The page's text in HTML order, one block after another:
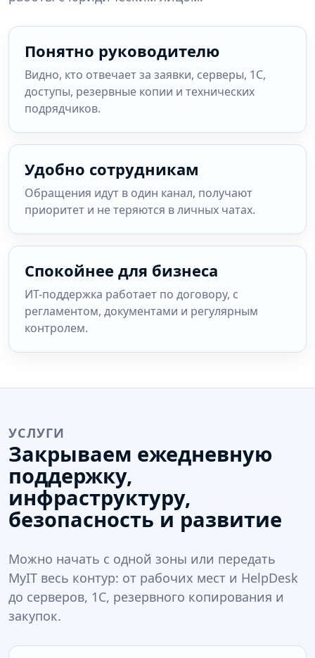
Понятно руководителю
Видно, кто отвечает за заявки, серверы, 1С,
доступы, резервные копии и технических
подрядчиков.
Удобно сотрудникам
Обращения идут в один канал, получают
приоритет и не теряются в личных чатах.
Спокойнее для бизнеса
ИТ-поддержка работает по договору, с
регламентом, документами и регулярным
контролем.
УСЛУГИ
Закрываем ежедневную
поддержку,
инфраструктуру,
безопасность и развитие
Можно начать с одной зоны или передать
MyIT весь контур: от рабочих мест и HelpDesk
до серверов, 1С, резервного копирования и
закупок.